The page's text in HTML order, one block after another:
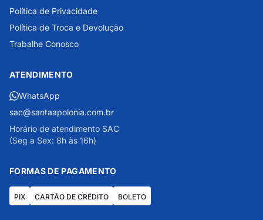
Política de Privacidade
Política de Troca e Devolução
Trabalhe Conosco
ATENDIMENTO
WhatsApp
sac@santaapolonia.com.br
Horário de atendimento SAC
(Seg a Sex: 8h às 16h)
FORMAS DE PAGAMENTO
PIX CARTÃO DE CRÉDITO BOLETO